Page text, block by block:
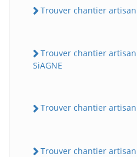
Trouver chantier artisan
Trouver chantier artisan
SiAGNE
Trouver chantier artisan
Trouver chantier artisan